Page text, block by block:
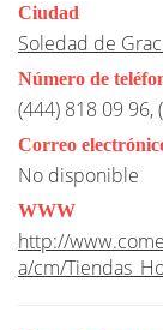
Ciudad
Soledad de
Número de
(444) 818 09 96,
Correo
No disponible
WWW
http://
a/cm/